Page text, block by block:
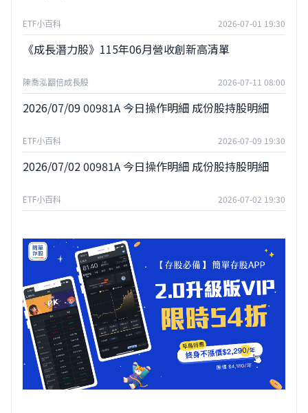
ETF小百科 2026-07-01 19:30
《成長潛力股》115年06月營收創新高清單
陳喬泓翻倍成長股 2026-07-11 08:00
2026/07/09 00981A 今日操作明細 成份股持股明細
ETF小百科 2026-07-09 19:30
2026/07/02 00981A 今日操作明細 成份股持股明細
ETF小百科 2026-07-02 19:30